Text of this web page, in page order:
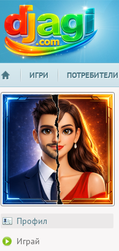
djagi.com
НАЧАЛО
ИГРИ ПОТРЕБИТЕЛИ
Профил
Играй